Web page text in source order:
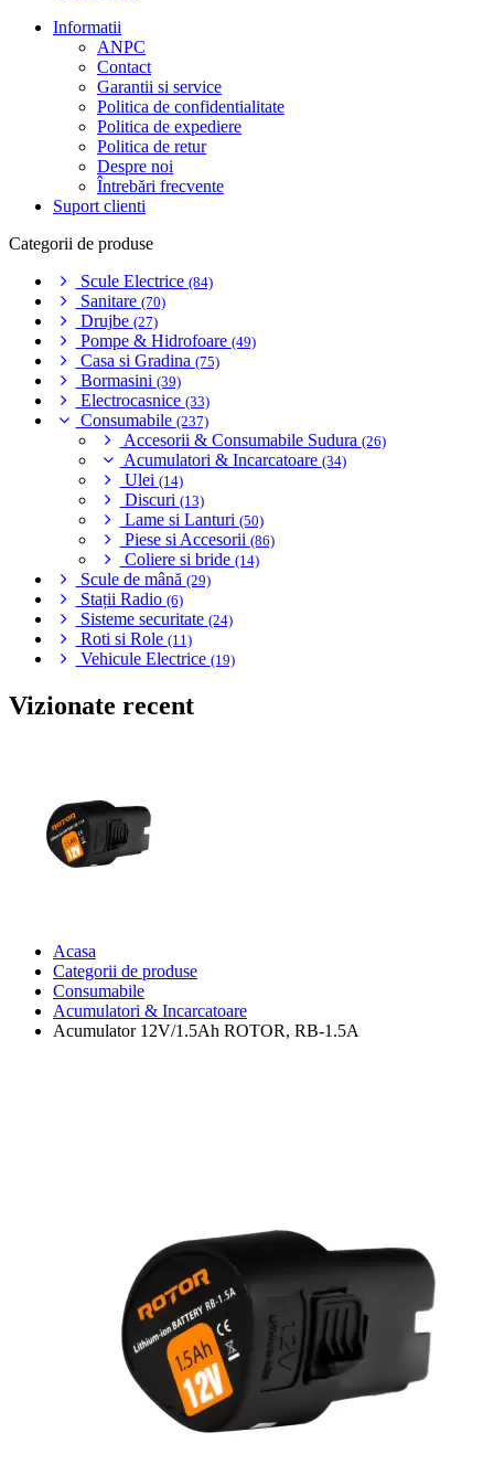
Informatii
ANPC
Contact
Garantii si service
Politica de confidentialitate
Politica de expediere
Politica de retur
Despre noi
Întrebări frecvente
Suport clienti
Categorii de produse
Scule Electrice (84)
Sanitare (70)
Drujbe (27)
Pompe & Hidrofoare (49)
Casa si Gradina (75)
Bormasini (39)
Electrocasnice (33)
Consumabile (237)
Accesorii & Consumabile Sudura (26)
Acumulatori & Incarcatoare (34)
Ulei (14)
Discuri (13)
Lame si Lanturi (50)
Piese si Accesorii (86)
Coliere si bride (14)
Scule de mână (29)
Stații Radio (6)
Sisteme securitate (24)
Roti si Role (11)
Vehicule Electrice (19)
Vizionate recent
Acasa
Categorii de produse
Consumabile
Acumulatori & Incarcatoare
Acumulator 12V/1.5Ah ROTOR, RB-1.5A